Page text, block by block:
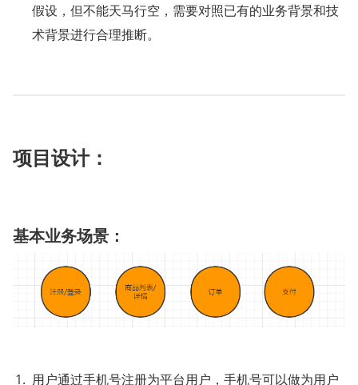
假设，但不能天马行空，需要对照已有的业务背景和技
术背景进行合理推断。
项目设计：
基本业务场景：
用户通过手机号注册为平台用户，手机号可以做为用户